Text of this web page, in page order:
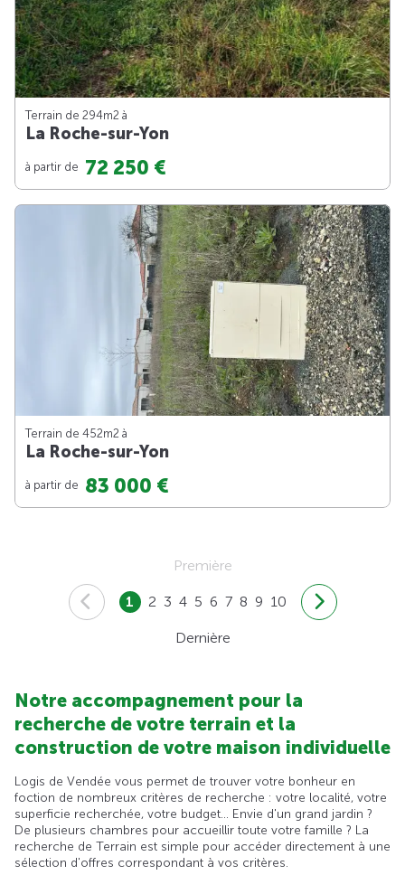
Terrain de 294m2 à
La Roche-sur-Yon
à partir de 72 250 €
Terrain de 452m2 à
La Roche-sur-Yon
à partir de 83 000 €
Première
1 2 3 4 5 6 7 8 9 10
Dernière
Notre accompagnement pour la
recherche de votre terrain et la
construction de votre maison individuelle
Logis de Vendée vous permet de trouver votre bonheur en
foction de nombreux critères de recherche : votre localité, votre
superficie recherchée, votre budget... Envie d'un grand jardin ?
De plusieurs chambres pour accueillir toute votre famille ? La
recherche de Terrain est simple pour accéder directement à une
sélection d'offres correspondant à vos critères.